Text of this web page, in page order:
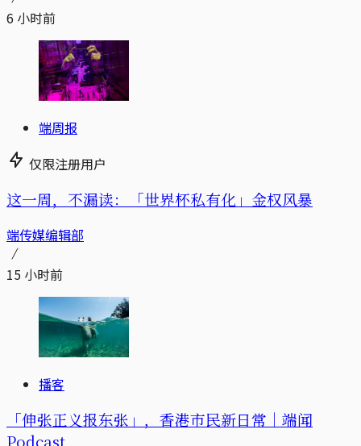
6 小时前
端周报
仅限注册用户
这一周，不漏读：「世界杯私有化」金权风暴
端传媒编辑部
15 小时前
播客
「伸张正义报东张」，香港市民新日常｜端闻
Podcast